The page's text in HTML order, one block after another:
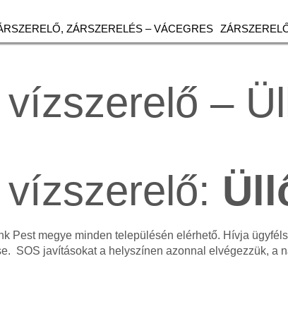
ZÁRSZERELÉS – VÁCEGRES
–
Pest megye minden településén elérhető. Hívja
SOS javításokat a helyszínen azonnal elvégezzük, a